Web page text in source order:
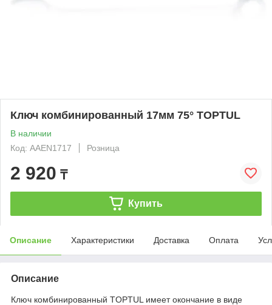
Ключ комбинированный 17мм 75° TOPTUL
В наличии
Код: AAEN1717
Розница
2 920 ₸
Купить
Описание Характеристики Доставка Оплата
Описание
Ключ комбинированный TOPTUL имеет окончание в виде